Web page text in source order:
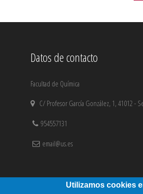
Datos de contacto
Facultad de Química
C/ Profesor García González, 1, 41012 -
954557131
email@us.es
Utilizamos cookies